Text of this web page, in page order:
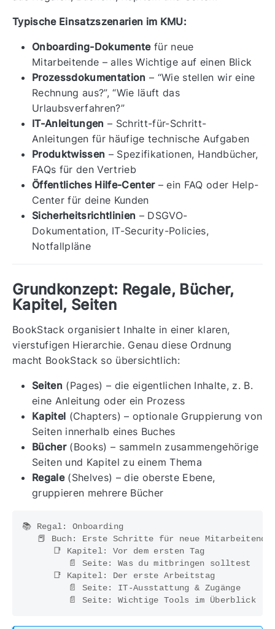
Typische Einsatzszenarien im KMU:
Onboarding-Dokumentefür neue
Mitarbeitende – alles Wichtige auf einen Blick
Prozessdokumentation – “Wie stellen wir eine
Rechnung aus?”, “Wie läuft das
Urlaubsverfahren?”
IT-Anleitungen – Schritt-für-Schritt-
Anleitungen für häufige technische Aufgaben
Produktwissen – Spezifikationen, Handbücher,
FAQs für den Vertrieb
Öffentliches Hilfe-Center– ein FAQ oder Help-
Center für deine Kunden
Sicherheitsrichtlinien – DSGVO-
Dokumentation, IT-Security-Policies,
Notfallpläne
Grundkonzept: Regale, Bücher,
Kapitel, Seiten
BookStack organisiert Inhalte in einer klaren,
vierstufigen Hierarchie. Genau diese Ordnung
macht BookStack so übersichtlich:
Seiten (Pages) – die eigentlichen Inhalte, z. B.
eine Anleitung oder ein Prozess
Kapitel (Chapters) – optionale Gruppierung von
Seiten innerhalb eines Buches
Bücher(Books) – sammeln zusammengehörige
Seiten und Kapitel zu einem Thema
Regale(Shelves) – die oberste Ebene,
gruppieren mehrere Bücher
📚 Regal: Onboarding
   📕 Buch: Erste Schritte für neue Mitarbeitende
      📑 Kapitel: Vor dem ersten Tag
         📄 Seite: Was du mitbringen solltest
      📑 Kapitel: Der erste Arbeitstag
         📄 Seite: IT-Ausstattung & Zugänge
         📄 Seite: Wichtige Tools im Überblick